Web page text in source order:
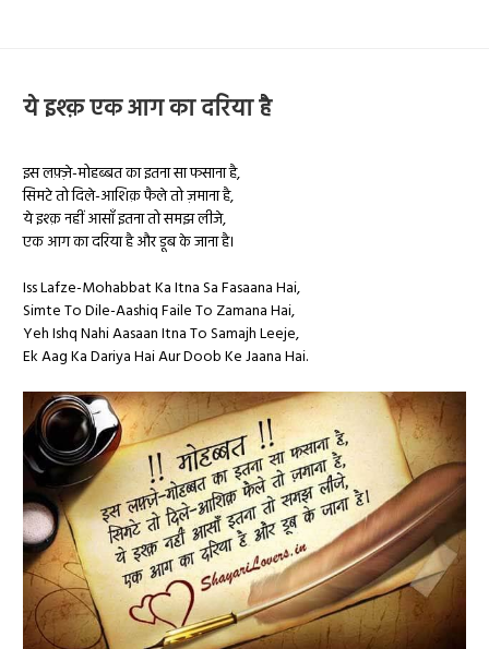
ये इश्क़ एक आग का दरिया है
इस लफ़्ज़े-मोहब्बत का इतना सा फसाना है,
सिमटे तो दिले-आशिक़ फैले तो ज़माना है,
ये इश्क़ नहीं आसाँ इतना तो समझ लीजे,
एक आग का दरिया है और डूब के जाना है।
Iss Lafze-Mohabbat Ka Itna Sa Fasaana Hai,
Simte To Dile-Aashiq Faile To Zamana Hai,
Yeh Ishq Nahi Aasaan Itna To Samajh Leeje,
Ek Aag Ka Dariya Hai Aur Doob Ke Jaana Hai.